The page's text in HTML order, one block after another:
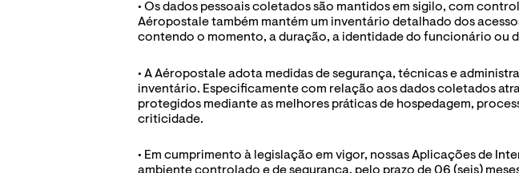
• Os dados pessoais coletados são mantidos em sigilo, com
Aéropostale também mantém um inventário detalhado dos
contendo o momento, a duração, a identidade do funcionário ou
• A Aéropostale adota medidas de segurança, técnicas e
inventário. Especificamente com relação aos dados coletados
protegidos mediante as melhores práticas de hospedagem,
criticidade.
• Em cumprimento à legislação em vigor, nossas Aplicações de